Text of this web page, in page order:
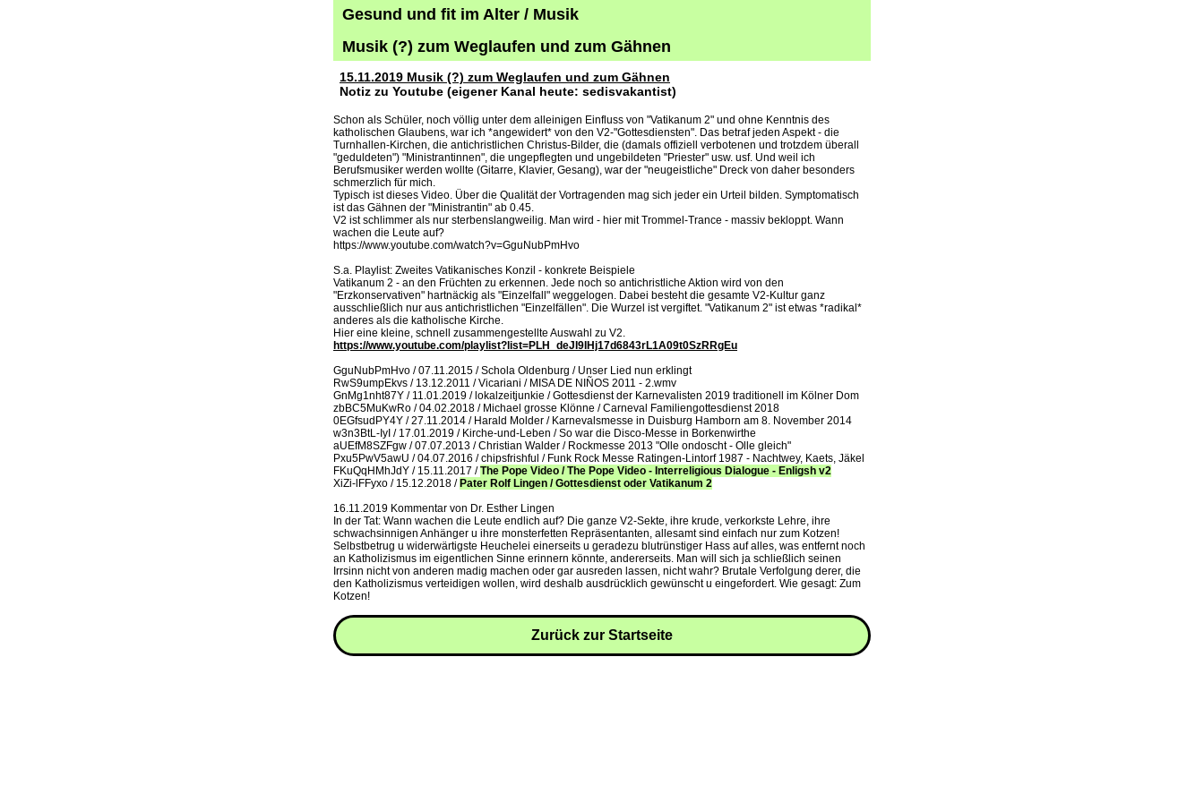
Gesund und fit im Alter / Musik
Musik (?) zum Weglaufen und zum Gähnen
15.11.2019 Musik (?) zum Weglaufen und zum Gähnen
Notiz zu Youtube (eigener Kanal heute: sedisvakantist)
Schon als Schüler, noch völlig unter dem alleinigen Einfluss von "Vatikanum 2" und ohne Kenntnis des
katholischen Glaubens, war ich *angewidert* von den V2-"Gottesdiensten". Das betraf jeden Aspekt - die
Turnhallen-Kirchen, die antichristlichen Christus-Bilder, die (damals offiziell verbotenen und trotzdem überall
"geduldeten") "Ministrantinnen", die ungepflegten und ungebildeten "Priester" usw. usf. Und weil ich
Berufsmusiker werden wollte (Gitarre, Klavier, Gesang), war der "neugeistliche" Dreck von daher besonders
schmerzlich für mich.
Typisch ist dieses Video. Über die Qualität der Vortragenden mag sich jeder ein Urteil bilden. Symptomatisch
ist das Gähnen der "Ministrantin" ab 0.45.
V2 ist schlimmer als nur sterbenslangweilig. Man wird - hier mit Trommel-Trance - massiv bekloppt. Wann
wachen die Leute auf?
https://www.youtube.com/watch?v=GguNubPmHvo
S.a. Playlist: Zweites Vatikanisches Konzil - konkrete Beispiele
Vatikanum 2 - an den Früchten zu erkennen. Jede noch so antichristliche Aktion wird von den
"Erzkonservativen" hartnäckig als "Einzelfall" weggelogen. Dabei besteht die gesamte V2-Kultur ganz
ausschließlich nur aus antichristlichen "Einzelfällen". Die Wurzel ist vergiftet. "Vatikanum 2" ist etwas *radikal*
anderes als die katholische Kirche.
Hier eine kleine, schnell zusammengestellte Auswahl zu V2.
https://www.youtube.com/playlist?list=PLH_deJI9IHj17d6843rL1A09t0SzRRgEu
GguNubPmHvo / 07.11.2015 / Schola Oldenburg / Unser Lied nun erklingt
RwS9umpEkvs / 13.12.2011 / Vicariani / MISA DE NIÑOS 2011 - 2.wmv
GnMg1nht87Y / 11.01.2019 / lokalzeitjunkie / Gottesdienst der Karnevalisten 2019 traditionell im Kölner Dom
zbBC5MuKwRo / 04.02.2018 / Michael grosse Klönne / Carneval Familiengottesdienst 2018
0EGfsudPY4Y / 27.11.2014 / Harald Molder / Karnevalsmesse in Duisburg Hamborn am 8. November 2014
w3n3BtL-IyI / 17.01.2019 / Kirche-und-Leben / So war die Disco-Messe in Borkenwirthe
aUEfM8SZFgw / 07.07.2013 / Christian Walder / Rockmesse 2013 "Olle ondoscht - Olle gleich"
Pxu5PwV5awU / 04.07.2016 / chipsfrishful / Funk Rock Messe Ratingen-Lintorf 1987 - Nachtwey, Kaets, Jäkel
FKuQqHMhJdY / 15.11.2017 /The Pope Video / The Pope Video - Interreligious Dialogue - Enligsh v2
XiZi-lFFyxo / 15.12.2018 / Pater Rolf Lingen / Gottesdienst oder Vatikanum 2
16.11.2019 Kommentar von Dr. Esther Lingen
In der Tat: Wann wachen die Leute endlich auf? Die ganze V2-Sekte, ihre krude, verkorkste Lehre, ihre
schwachsinnigen Anhänger u ihre monsterfetten Repräsentanten, allesamt sind einfach nur zum Kotzen!
Selbstbetrug u widerwärtigste Heuchelei einerseits u geradezu blutrünstiger Hass auf alles, was entfernt noch
an Katholizismus im eigentlichen Sinne erinnern könnte, andererseits. Man will sich ja schließlich seinen
Irrsinn nicht von anderen madig machen oder gar ausreden lassen, nicht wahr? Brutale Verfolgung derer, die
den Katholizismus verteidigen wollen, wird deshalb ausdrücklich gewünscht u eingefordert. Wie gesagt: Zum
Kotzen!
Zurück zur Startseite